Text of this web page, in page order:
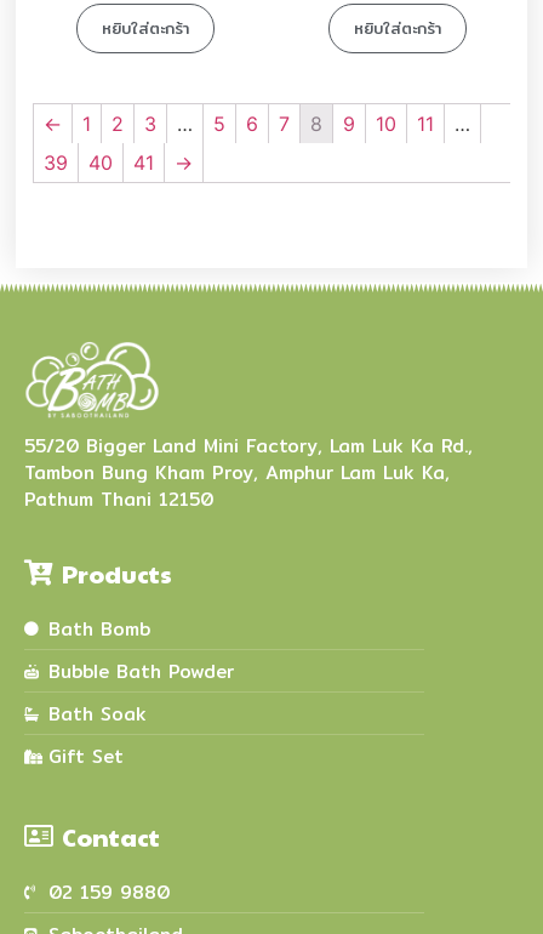
หยิบใส่ตะกร้า หยิบใส่ตะกร้า
← 1 2 3 … 5 6 7 8 9 10 11
…
39
40 41 →
55/20 Bigger Land Mini Factory, Lam Luk Ka Rd.,
Tambon Bung Kham Proy, Amphur Lam Luk Ka,
Pathum Thani 12150
Products
Bath Bomb
Bubble Bath Powder
Bath Soak
Gift Set
Contact
02 159 9880